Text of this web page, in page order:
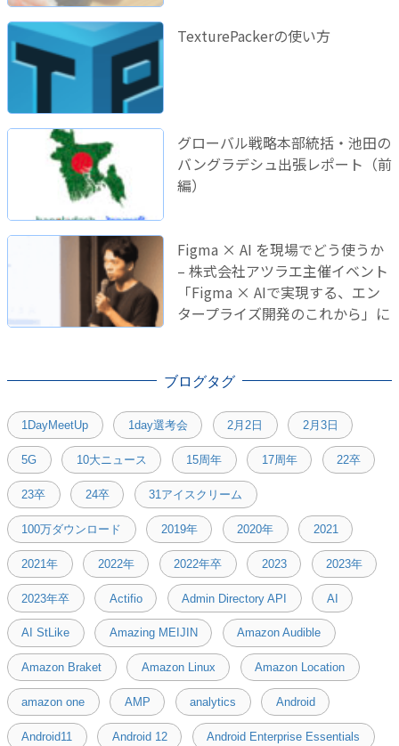
TexturePackerの使い方
グローバル戦略本部統括・池田の
バングラデシュ出張レポート（前
編）
Figma × AI を現場でどう使うか
– 株式会社アツラエ主催イベント
「Figma × AIで実現する、エン
タープライズ開発のこれから」に
ブログタグ
1DayMeetUp 1day選考会 2月2日 2月3日
5G 10大ニュース 15周年 17周年 22卒
23卒 24卒 31アイスクリーム
100万ダウンロード 2019年 2020年 2021
2021年 2022年 2022年卒 2023 2023年
2023年卒 Actifio Admin Directory API AI
AI StLike Amazing MEIJIN Amazon Audible
Amazon Braket Amazon Linux Amazon Location
amazon one AMP analytics Android
Android11 Android 12 Android Enterprise Essentials